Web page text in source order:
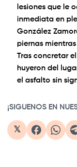
lesiones que le
inmediata en
González
piernas
Tras concretar
huyeron del
el asfalto sin
¡SIGUENOS EN
𝕏